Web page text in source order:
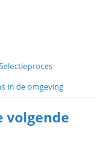
in de omgeving
volgende